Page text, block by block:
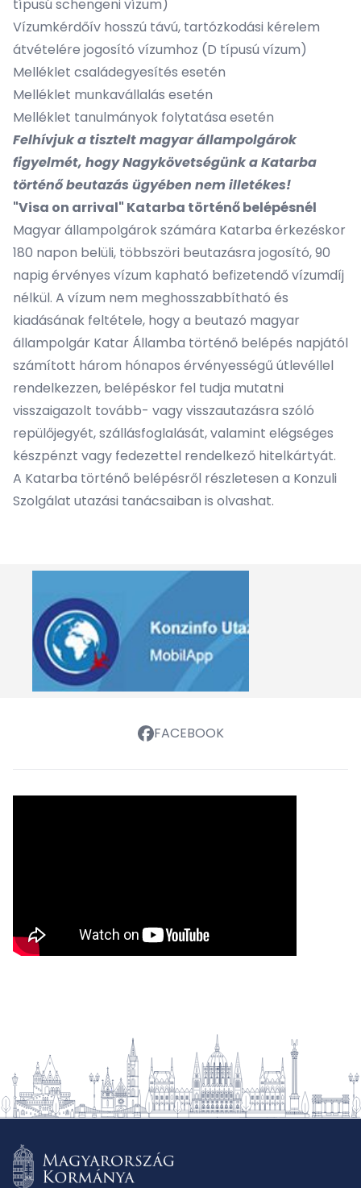
típusú schengeni vízum)
Vízumkérdőív hosszú távú, tartózkodási kérelem
átvételére jogosító vízumhoz (D típusú vízum)
Melléklet családegyesítés esetén
Melléklet munkavállalás esetén
Melléklet tanulmányok folytatása esetén
Felhívjuk a tisztelt magyar állampolgárok
figyelmét, hogy Nagykövetségünk a Katarba
történő beutazás ügyében nem illetékes!
"Visa on arrival" Katarba történő belépésnél
Magyar állampolgárok számára Katarba érkezéskor
180 napon belüli, többszöri beutazásra jogosító, 90
napig érvényes vízum kapható befizetendő vízumdíj
nélkül. A vízum nem meghosszabbítható és
kiadásának feltétele, hogy a beutazó magyar
állampolgár Katar Államba történő belépés napjától
számított három hónapos érvényességű útlevéllel
rendelkezzen, belépéskor fel tudja mutatni
visszaigazolt tovább- vagy visszautazásra szóló
repülőjegyét, szállásfoglalását, valamint elégséges
készpénzt vagy fedezettel rendelkező hitelkártyát.
A Katarba történő belépésről részletesen a Konzuli
Szolgálat utazási tanácsaiban is olvashat.
FACEBOOK